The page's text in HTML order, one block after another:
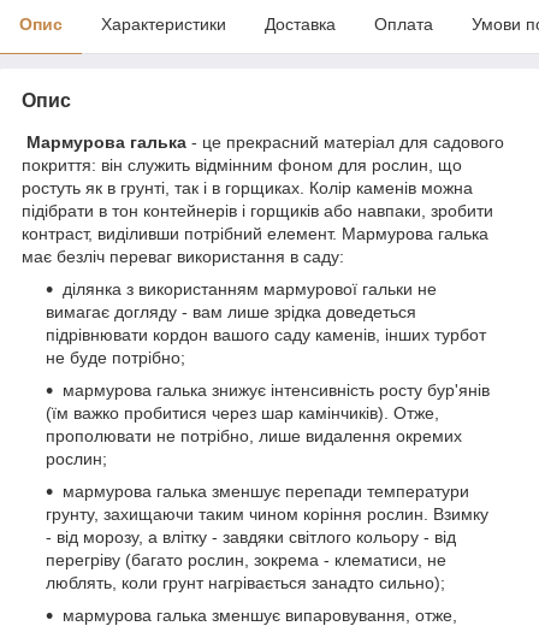
Опис Характеристики Доставка Оплата Умови
Опис
Мармурова галька - це прекрасний матеріал для садового
покриття: він служить відмінним фоном для рослин, що
ростуть як в грунті, так і в горщиках. Колір каменів можна
підібрати в тон контейнерів і горщиків або навпаки, зробити
контраст, виділивши потрібний елемент. Мармурова галька
має безліч переваг використання в саду:
ділянка з використанням мармурової гальки не
вимагає догляду - вам лише зрідка доведеться
підрівнювати кордон вашого саду каменів, інших турбот
не буде потрібно;
мармурова галька знижує інтенсивність росту бур'янів
(їм важко пробитися через шар камінчиків). Отже,
прополювати не потрібно, лише видалення окремих
рослин;
мармурова галька зменшує перепади температури
грунту, захищаючи таким чином коріння рослин. Взимку
- від морозу, а влітку - завдяки світлого кольору - від
перегріву (багато рослин, зокрема - клематиси, не
люблять, коли грунт нагрівається занадто сильно);
мармурова галька зменшує випаровування, отже,